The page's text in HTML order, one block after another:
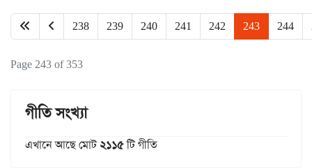
238 239 240 241 242 243 244
Page 243 of 353
গীতি সংখ্যা
এখানে আছে মোট২১১৫টি গীতি